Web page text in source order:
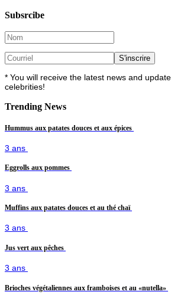
Subsrcibe
* You will receive the latest news and
celebrities!
Trending News
Hummus aux patates douces et aux épices
3 ans
Eggrolls aux pommes
3 ans
Muffins aux patates douces et au thé chaï
3 ans
Jus vert aux pêches
3 ans
Brioches végétaliennes aux framboises et au «nutella»